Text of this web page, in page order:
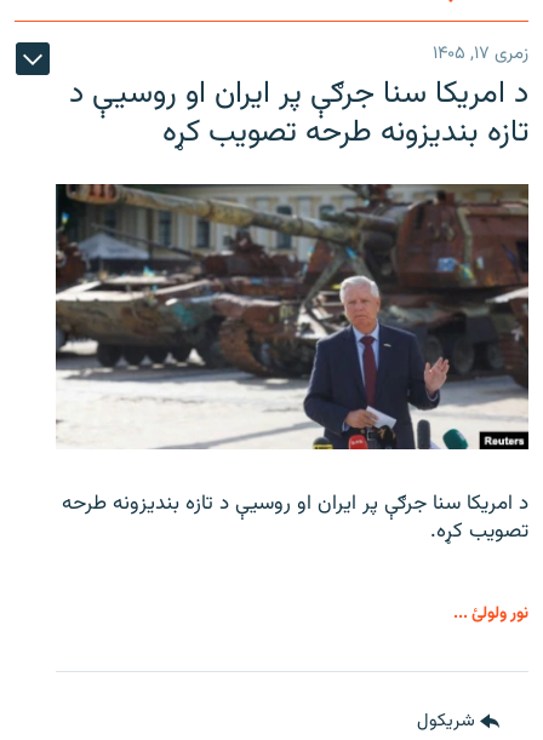
زمری ۱۷, ۱۴۰۵
د امریکا سنا جرګې پر ایران او روسیې د
تازه بندیزونه طرحه تصویب کړه
د امریکا سنا جرګې پر ایران او روسیې د تازه بندیزونه طرحه
تصویب کړه.
نور ولولئ ...
شريکول